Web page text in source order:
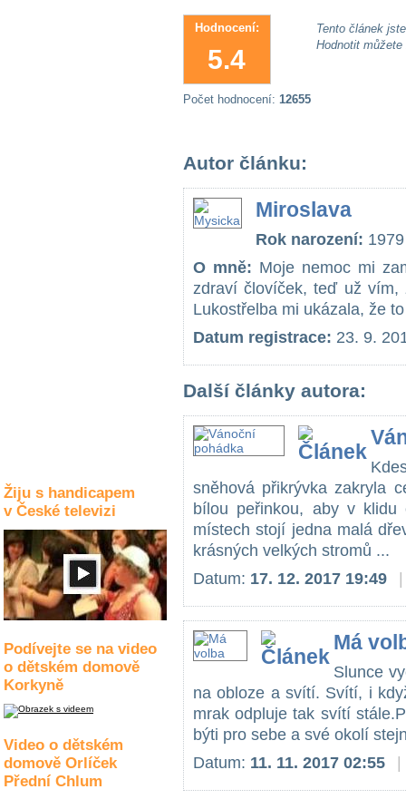
Žiju s handicapem
v České televizi
Podívejte se na video
o dětském domově
Korkyně
Video o dětském
domově Orlíček
Přední Chlum
Hodnocení:
5.4
Tento článek
Hodnotit
Počet hodnocení: 12655
Autor článku:
Miroslava
Rok narození: 1979
O mně: Moje nemoc mi
zdraví človíček, teď už vím,
Lukostřelba mi ukázala, že
Datum registrace: 23. 9.
Další články autora:
sněhová přikrývka zakryla
bílou peřinkou, aby v klidu
místech stojí jedna malá
krásných velkých stromů ...
Datum: 17. 12. 2017 19:49
Má
Slunce
na obloze a svítí. Svítí, i
mrak odpluje tak svítí
býti pro sebe a své okolí
Datum: 11. 11. 2017 02:55